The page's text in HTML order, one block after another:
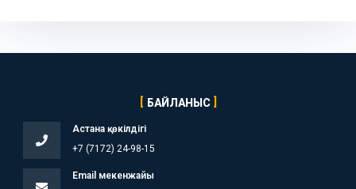
БАЙЛАНЫС
Астана қ. өкілдігі
+7 (7172) 24-98-15
Email мекенжайы